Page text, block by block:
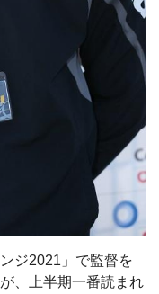
ジ2021」で監督を
、上半期一番読まれ